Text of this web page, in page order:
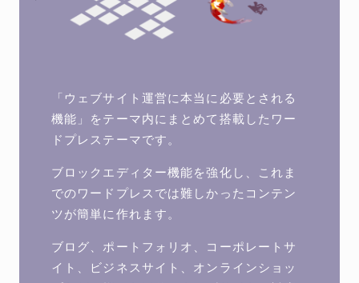
「ウェブサイト運営に本当に必要とされる
機能」をテーマ内にまとめて搭載したワー
ドプレステーマです。
ブロックエディター機能を強化し、これま
でのワードプレスでは難しかったコンテン
ツが簡単に作れます。
ブログ、ポートフォリオ、コーポレートサ
イト、ビジネスサイト、オンラインショッ